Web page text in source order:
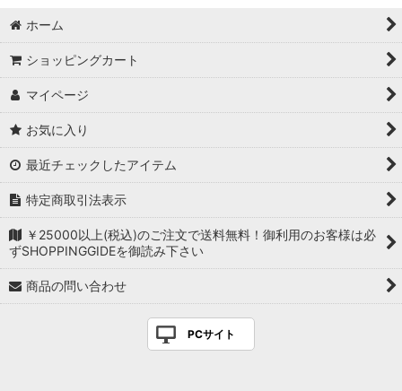
ホーム
ショッピングカート
マイページ
お気に入り
最近チェックしたアイテム
特定商取引法表示
￥25000以上(税込)のご注文で送料無料！御利用のお客様は必
ずSHOPPINGGIDEを御読み下さい
商品の問い合わせ
PCサイト